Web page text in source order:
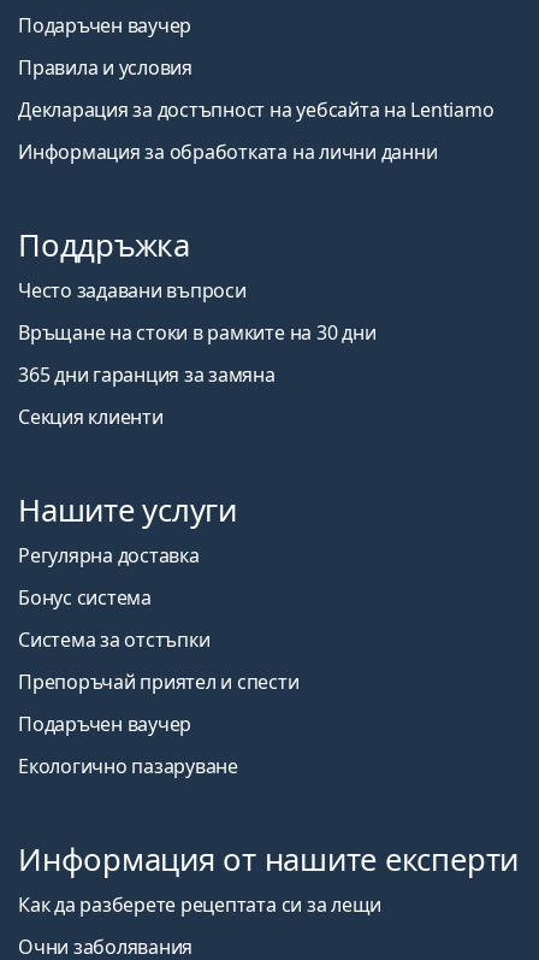
Подаръчен ваучер
Правила и условия
Декларация за достъпност на уебсайта на Lentiamo
Информация за обработката на лични данни
Поддръжка
Често задавани въпроси
Връщане на стоки в рамките на 30 дни
365 дни гаранция за замяна
Секция клиенти
Нашите услуги
Регулярна доставка
Бонус система
Система за отстъпки
Препоръчай приятел и спести
Подаръчен ваучер
Екологично пазаруване
Информация от нашите експерти
Как да разберете рецептата си за лещи
Очни заболявания